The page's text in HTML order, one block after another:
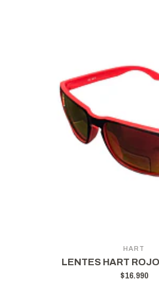
HART
LENTES HART
$16.990